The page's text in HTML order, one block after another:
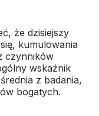
że dzisiejszy
kumulowania
czynników
wskaźnik
z badania,
bogatych.